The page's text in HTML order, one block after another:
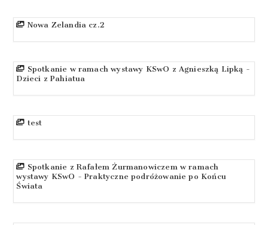
Nowa Zelandia cz.2
Spotkanie w ramach wystawy KSwO z Agnieszką Lipką -
Dzieci z Pahiatua
test
Spotkanie z Rafałem Żurmanowiczem w ramach
wystawy KSwO - Praktyczne podróżowanie po Końcu
Świata